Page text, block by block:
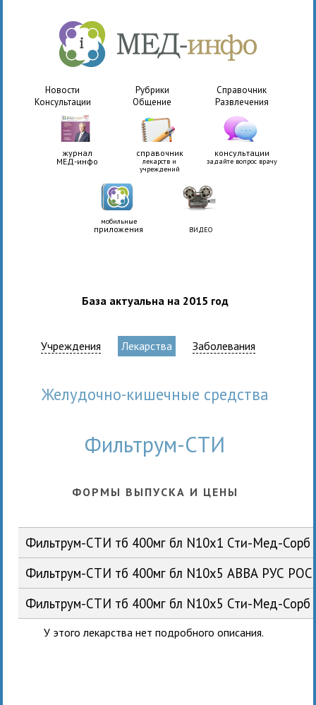
Новости Рубрики
Справочник
Консультации
Общение Развлечения
журнал
МЕД-инфо
справочник
лекарств и
учреждений
консультации
задайте вопрос врачу
мобильные
приложения ВИДЕО
База актуальна на 2015 год
Учреждения Лекарства Заболевания
Желудочно-кишечные средства
Фильтрум-СТИ
ФОРМЫ ВЫПУСКА И ЦЕНЫ
Фильтрум-СТИ тб 400мг бл N10x1 Сти-Мед-
Фильтрум-СТИ тб 400мг бл N10x5 АВВА РУС РОС
Фильтрум-СТИ тб 400мг бл N10x5 Сти-Мед-
У этого лекарства нет подробного описания.